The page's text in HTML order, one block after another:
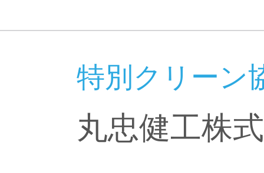
特別クリーン
丸忠健工株